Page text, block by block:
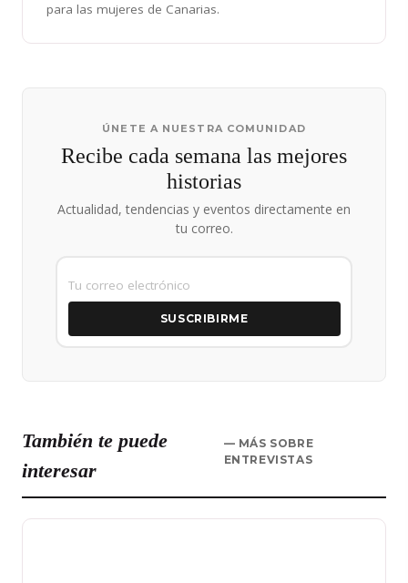
para las mujeres de Canarias.
ÚNETE A NUESTRA COMUNIDAD
Recibe cada semana las mejores
historias
Actualidad, tendencias y eventos directamente en
tu correo.
SUSCRIBIRME
También te puede
interesar
— MÁS SOBRE
ENTREVISTAS